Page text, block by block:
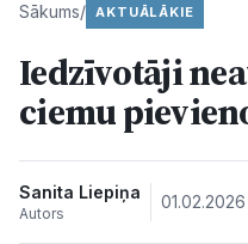
Sākums/ AKTUĀLĀKIE
Iedzīvotāji
ciemu
Sanita Liepiņa
Autors
01.02.2026